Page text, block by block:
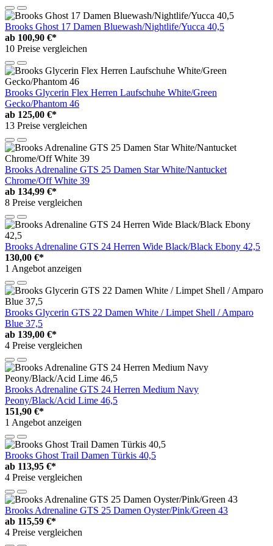
Brooks Ghost 17 Damen Bluewash/Nightlife/Yucca 40,5
ab 100,90 €*
10 Preise vergleichen
Brooks Glycerin Flex Herren Laufschuhe White/Green
Gecko/Phantom 46
ab 125,00 €*
13 Preise vergleichen
Brooks Adrenaline GTS 25 Damen Star White/Nantucket
Chrome/Off White 39
ab 134,99 €*
8 Preise vergleichen
Brooks Adrenaline GTS 24 Herren Wide Black/Black Ebony 42,5
130,00 €*
1 Angebot anzeigen
Brooks Glycerin GTS 22 Damen White / Limpet Shell / Amparo
Blue 37,5
ab 139,00 €*
4 Preise vergleichen
Brooks Adrenaline GTS 24 Herren Medium Navy
Peony/Black/Acid Lime 46,5
151,90 €*
1 Angebot anzeigen
Brooks Ghost Trail Damen Türkis 40,5
ab 113,95 €*
4 Preise vergleichen
Brooks Adrenaline GTS 25 Damen Oyster/Pink/Green 43
ab 115,59 €*
4 Preise vergleichen